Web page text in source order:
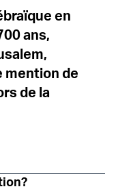
en
ans,
mention de
de la